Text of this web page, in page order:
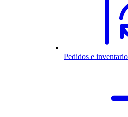
Pedidos e inventario